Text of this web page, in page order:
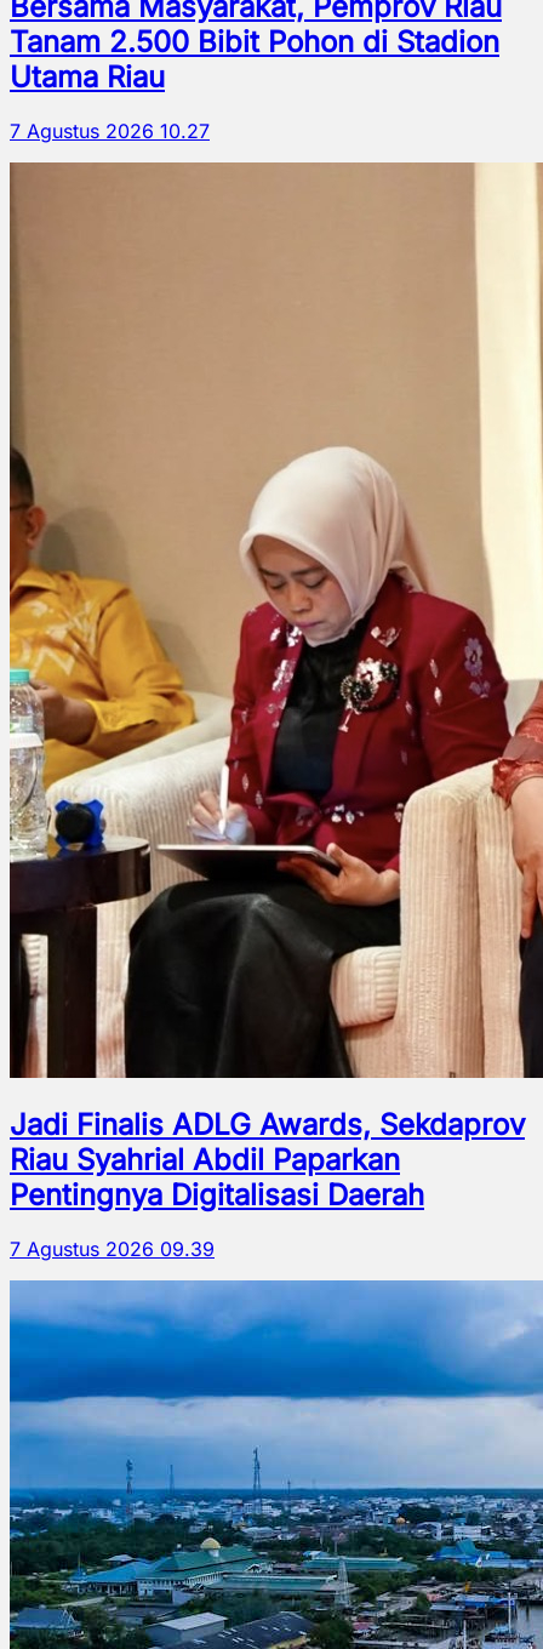
Bersama Masyarakat, Pemprov Riau
Tanam 2.500 Bibit Pohon di Stadion
Utama Riau
7 Agustus 2026 10.27
Jadi Finalis ADLG Awards, Sekdaprov
Riau Syahrial Abdil Paparkan
Pentingnya Digitalisasi Daerah
7 Agustus 2026 09.39